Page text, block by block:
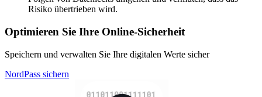
Risiko übertrieben wird.
Optimieren Sie Ihre Online-Sicherheit
Speichern und verwalten Sie Ihre digitalen Werte sicher
NordPass sichern